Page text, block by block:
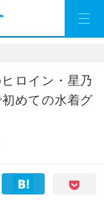
ロイン・星乃
めての水着グ